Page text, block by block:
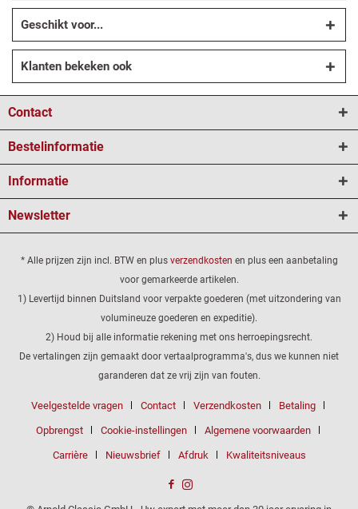
Geschikt voor...
Klanten bekeken ook
Contact
Bestelinformatie
Informatie
Newsletter
* Alle prijzen zijn incl. BTW en plus verzendkosten en plus een aanbetaling
voor gemarkeerde artikelen.
1) Levertijd binnen Duitsland voor verpakte goederen (met uitzondering van
volumineuze goederen en expeditie).
2) Houd bij alle informatie rekening met ons herroepingsrecht.
De vertalingen zijn gemaakt door vertaalprogramma's, dus we kunnen niet
garanderen dat ze vrij zijn van fouten.
Veelgestelde vragen Contact Verzendkosten Betaling
Opbrengst Cookie-instellingen Algemene voorwaarden
Carrière Nieuwsbrief Afdruk Kwaliteitsniveaus